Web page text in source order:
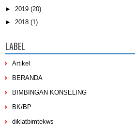
► 2019 (20)
► 2018 (1)
LABEL
Artikel
BERANDA
BIMBINGAN KONSELING
BK/BP
diklatbimtekws